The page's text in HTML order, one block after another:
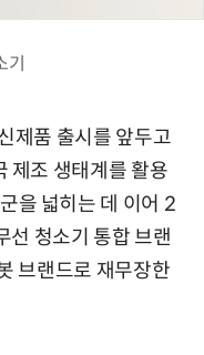
제품 출시를 앞두고
제조 생태계를 활용
을 넓히는 데 이어 2
선 청소기 통합 브랜
브랜드로 재무장한